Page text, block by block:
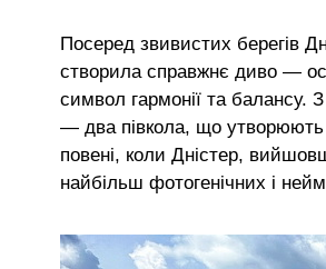
Посеред звивистих берегів
створила справжнє диво —
символ гармонії та балансу.
— два півкола, що утворюють
повені, коли Дністер,
найбільш фотогенічних і